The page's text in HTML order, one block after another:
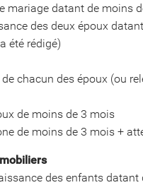
mariage datant de moins
des deux époux
été rédigé)
chacun des époux (ou
de moins de 3 mois
de moins de 3 mois +
des enfants